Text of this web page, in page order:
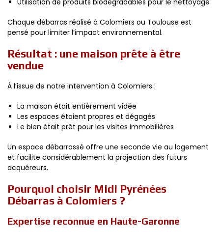
Utilisation de produits biodégradables pour le nettoyage
Chaque débarras réalisé à Colomiers ou Toulouse est
pensé pour limiter l’impact environnemental.
Résultat : une maison prête à être
vendue
À l’issue de notre intervention à Colomiers :
La maison était entièrement vidée
Les espaces étaient propres et dégagés
Le bien était prêt pour les visites immobilières
Un espace débarrassé offre une seconde vie au logement
et facilite considérablement la projection des futurs
acquéreurs.
Pourquoi choisir Midi Pyrénées
Débarras à Colomiers ?
Expertise reconnue en Haute-Garonne